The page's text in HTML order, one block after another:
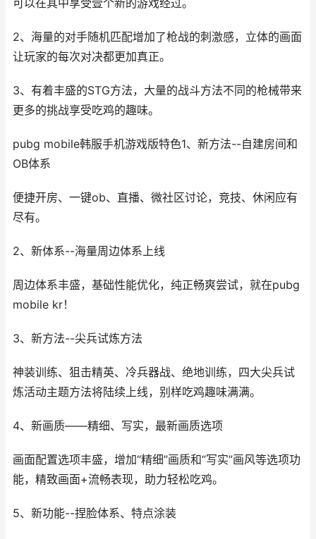
可以在其中享受壹个新的游戏经过。
2、海量的对手随机匹配增加了枪战的刺激感，立体的画面
让玩家的每次对决都更加真正。
3、有着丰盛的STG方法，大量的战斗方法不同的枪械带来
更多的挑战享受吃鸡的趣味。
pubg mobile韩服手机游戏版特色1、新方法--自建房间和
OB体系
便捷开房、一键ob、直播、微社区讨论，竞技、休闲应有
尽有。
2、新体系--海量周边体系上线
周边体系丰盛，基础性能优化，纯正畅爽尝试，就在pubg
mobile kr！
3、新方法--尖兵试炼方法
神装训练、狙击精英、冷兵器战、绝地训练，四大尖兵试
炼活动主题方法将陆续上线，别样吃鸡趣味满满。
4、新画质——精细、写实，最新画质选项
画面配置选项丰盛，增加“精细”画质和“写实”画风等选项功
能，精致画面+流畅表现，助力轻松吃鸡。
5、新功能--捏脸体系、特点涂装